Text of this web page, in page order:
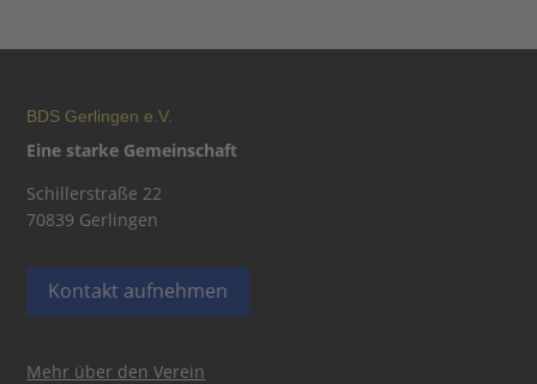
BDS Gerlingen e.V.
Eine starke Gemeinschaft
Schillerstraße 22
70839 Gerlingen
Kontakt aufnehmen
Mehr über den Verein